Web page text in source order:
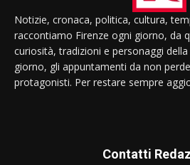
Notizie, cronaca, politica, cultura,
raccontiamo Firenze ogni giorno, da
curiosità, tradizioni e personaggi
giorno, gli appuntamenti da non
protagonisti. Per restare sempre
Contatti